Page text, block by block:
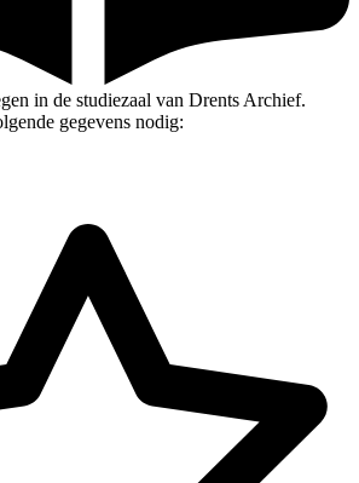
in de studiezaal van Drents Archief.
gegevens nodig: